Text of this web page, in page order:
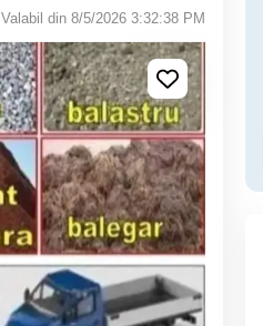
Valabil din 8/5/2026 3:32:38 PM